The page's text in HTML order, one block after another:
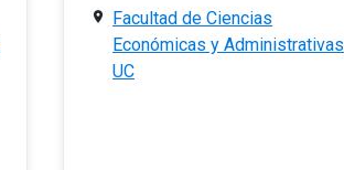
Facultad de Ciencias
Económicas y Administrativas
UC